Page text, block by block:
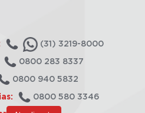
(31) 3219-8000
0800 283 8337
0800 940 5832
0800 580 3346